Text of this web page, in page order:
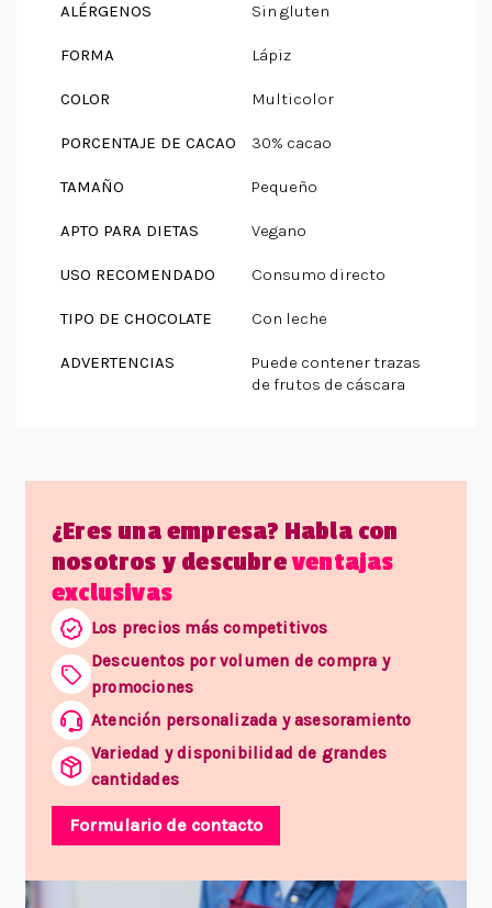
ALÉRGENOS Sin gluten
FORMA Lápiz
COLOR Multicolor
PORCENTAJE DE CACAO 30% cacao
TAMAÑO Pequeño
APTO PARA DIETAS Vegano
USO RECOMENDADO Consumo directo
TIPO DE CHOCOLATE Con leche
ADVERTENCIAS
Puede contener trazas
de frutos de cáscara
¿Eres una empresa? Habla con
nosotros y descubreventajas
exclusivas
Los precios más competitivos
Descuentos por volumen de compra y
promociones
Atención personalizada y asesoramiento
Variedad y disponibilidad de grandes
cantidades
Formulario de contacto